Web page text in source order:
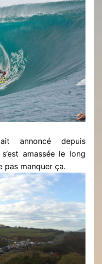
annoncé depuis
amassée le long
pas manquer ça.